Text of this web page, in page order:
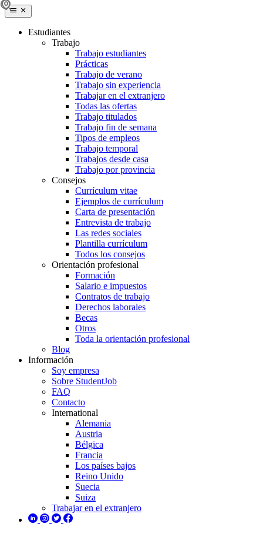
Estudiantes
Trabajo
Trabajo estudiantes
Prácticas
Trabajo de verano
Trabajo sin experiencia
Trabajar en el extranjero
Todas las ofertas
Trabajo titulados
Trabajo fin de semana
Tipos de empleos
Trabajo temporal
Trabajos desde casa
Trabajo por provincia
Consejos
Currículum vitae
Ejemplos de currículum
Carta de presentación
Entrevista de trabajo
Las redes sociales
Plantilla currículum
Todos los consejos
Orientación profesional
Formación
Salario e impuestos
Contratos de trabajo
Derechos laborales
Becas
Otros
Toda la orientación profesional
Blog
Información
Soy empresa
Sobre StudentJob
FAQ
Contacto
International
Alemania
Austria
Bélgica
Francia
Los países bajos
Reino Unido
Suecia
Suiza
Trabajar en el extranjero